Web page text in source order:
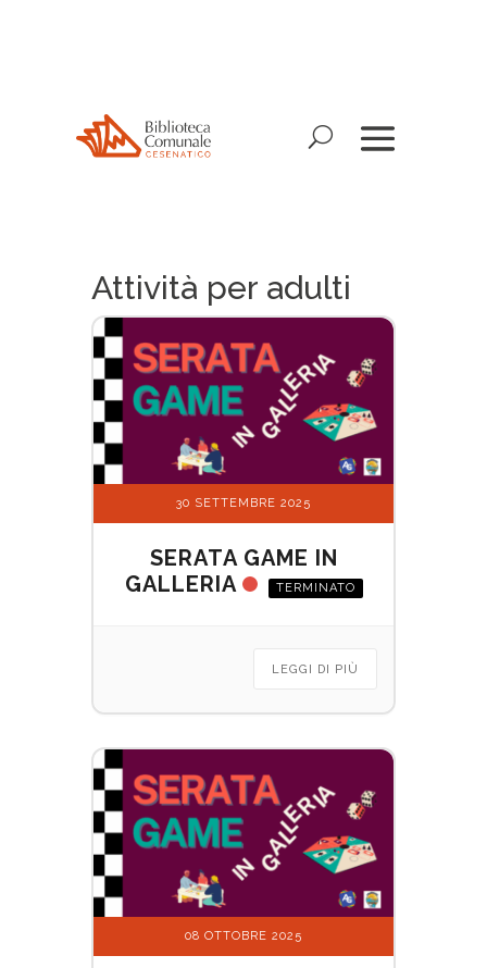
accessibilità.Attività per adulti
30 SETTEMBRE 2025
SERATA GAME IN
GALLERIA
TERMINATO
LEGGI DI PIÙ
08 OTTOBRE 2025